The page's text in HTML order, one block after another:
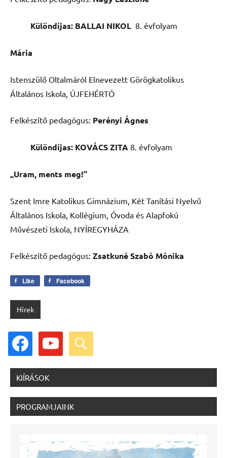
Különdíjas: BALLAI NIKOL 8. évfolyam
Mária
Istenszülő Oltalmáról Elnevezett Görögkatolikus
Általános Iskola, ÚJFEHÉRTÓ
Felkészítő pedagógus: Perényi Ágnes
Különdíjas: KOVÁCS ZITA 8. évfolyam
„Uram, ments meg!”
Szent Imre Katolikus Gimnázium, Két Tanítási Nyelvű
Általános Iskola, Kollégium, Óvoda és Alapfokú
Művészeti Iskola, NYÍREGYHÁZA
Felkészítő pedagógus: Zsatkuné Szabó Mónika
Like Facebook
Hírek
facebook youtube search
KIÍRÁSOK
PROGRAMJAINK